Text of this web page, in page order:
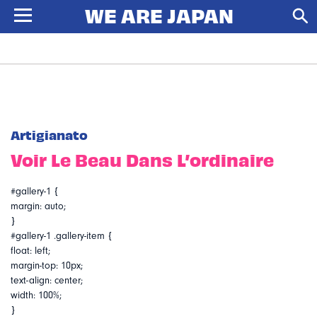
Artigianato
Voir Le Beau Dans L’ordinaire
#gallery-1 {
margin: auto;
}
#gallery-1 .gallery-item {
float: left;
margin-top: 10px;
text-align: center;
width: 100%;
}